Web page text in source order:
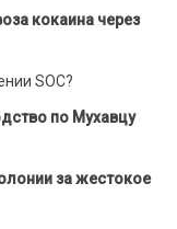
кокаина через
SOC?
по Мухавцу
за жестокое